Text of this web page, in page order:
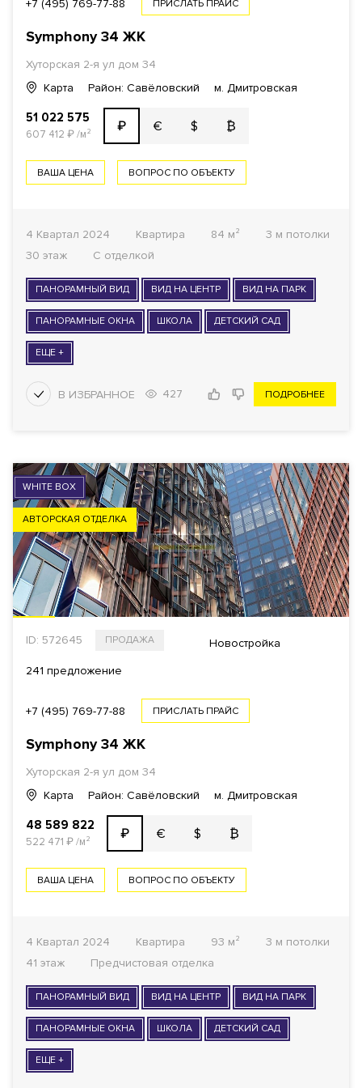
КОМНАТ ОТ 1
Все варианты
ГОТОВНОСТЬ ДОМА
ФОНД
Все варианты
Еще фильтры
+7 (495) 769-77-88 ПРИСЛАТЬ ПРАЙС
Symphony 34 ЖК
Хуторская 2-я ул дом 34
Карта
Район: Савёловский м. Дмитровская
51 022 575
607 412 ₽/м² ₽ € $ ₿
ВАША ЦЕНА ВОПРОС ПО ОБЪЕКТУ
4 Квартал 2024 Квартира 84 м²
3 м потолки
30 этаж
С отделкой
ПАНОРАМНЫЙ ВИД ВИД НА ЦЕНТР ВИД НА ПАРК
ПАНОРАМНЫЕ ОКНА ШКОЛА ДЕТСКИЙ САД
ЕЩЕ +
427 ПОДРОБНЕЕ
WHITE BOX
АВТОРСКАЯ ОТДЕЛКА
ID: 572645 ПРОДАЖА Новостройка
241 предложение
+7 (495) 769-77-88 ПРИСЛАТЬ ПРАЙС
Symphony 34 ЖК
Хуторская 2-я ул дом 34
Карта
Район: Савёловский м. Дмитровская
48 589 822
522 471 ₽/м² ₽ € $ ₿
ВАША ЦЕНА ВОПРОС ПО ОБЪЕКТУ
4 Квартал 2024 Квартира 93 м²
3 м потолки
41 этаж
Предчистовая отделка
ПАНОРАМНЫЙ ВИД ВИД НА ЦЕНТР ВИД НА ПАРК
ПАНОРАМНЫЕ ОКНА ШКОЛА ДЕТСКИЙ САД
ЕЩЕ +